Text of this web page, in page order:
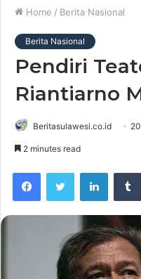
Home / Berita Nasional
Berita Nasional
Pendiri
Riantiarno
Beritasulawesi.co.id
2 minutes read